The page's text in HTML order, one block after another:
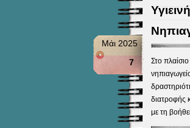
Μάι 2025
7
Στο
διατροφής
με τη